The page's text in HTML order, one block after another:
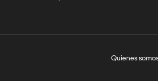
Quienes